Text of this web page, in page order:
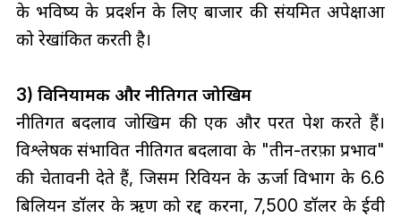
के भविष्य के प्रदर्शन के लिए बाजार की संयमित अपेक्षाओं
को रेखांकित करती है।
3) विनियामक और नीतिगत जोखिम
नीतिगत बदलाव जोखिम की एक और परत पेश करते हैं।
विश्लेषक संभावित नीतिगत बदलावों के "तीन-तरफ़ा प्रभाव"
की चेतावनी देते हैं, जिसमें रिवियन के ऊर्जा विभाग के 6.6
बिलियन डॉलर के ऋण को रद्द करना, 7,500 डॉलर के ईवी